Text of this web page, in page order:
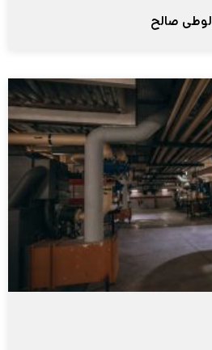
لوطی صالح